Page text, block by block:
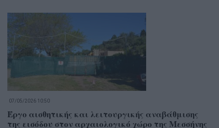
07/05/2026 10:50
Έργο αισθητικής και λειτουργικής αναβάθμισης
της εισόδου στον αρχαιολογικό χώρο της Μεσσήνης